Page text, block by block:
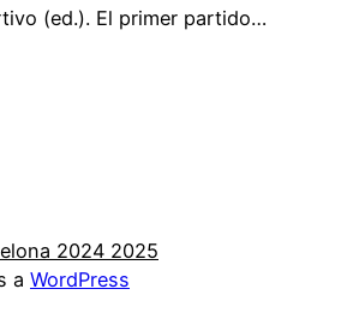
(ed.). El primer partido…
2024 2025
a WordPress